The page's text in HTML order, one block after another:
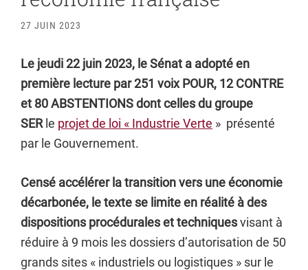
27 JUIN 2023
Le jeudi 22 juin 2023, le Sénat a adopté en
première lecture par 251 voix POUR, 12 CONTRE
et 80 ABSTENTIONS dont celles du groupe
SER le projet de loi « Industrie Verte » présenté
par le Gouvernement.
Censé accélérer la transition vers une économie
décarbonée, le texte se limite en réalité à des
dispositions procédurales et techniquesvisant à
réduire à 9 mois les dossiers d’autorisation de 50
grands sites « industriels ou logistiques » sur le